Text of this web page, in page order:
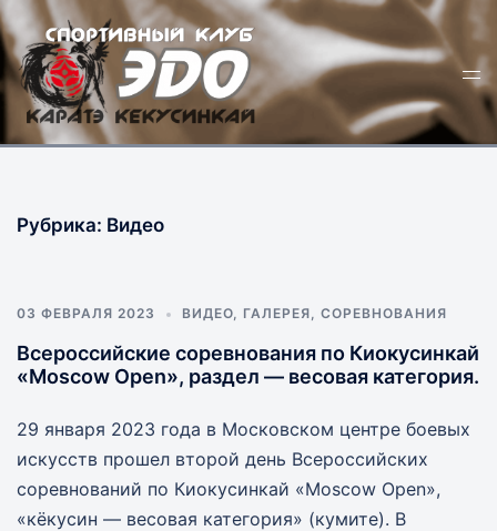
Перейти
к
содержимому
Рубрика: Видео
03 ФЕВРАЛЯ 2023 ВИДЕО, ГАЛЕРЕЯ, СОРЕВНОВАНИЯ
Всероссийские соревнования по Киокусинкай
«Moscow Open», раздел — весовая категория.
29 января 2023 года в Московском центре боевых
искусств прошел второй день Всероссийских
соревнований по Киокусинкай «Moscow Open»,
«кёкусин — весовая категория» (кумите). В